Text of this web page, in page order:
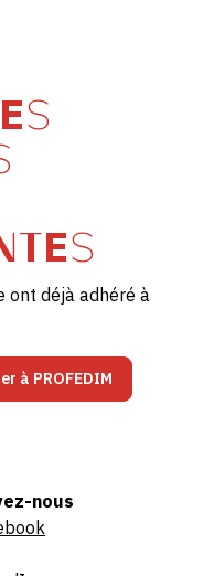
ont déjà adhéré à
à PROFEDIM
nous